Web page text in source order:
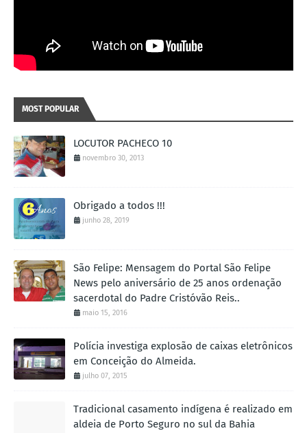
MOST POPULAR
LOCUTOR PACHECO 10
novembro 30, 2013
Obrigado a todos !!!
junho 28, 2019
São Felipe: Mensagem do Portal São Felipe
News pelo aniversário de 25 anos ordenação
sacerdotal do Padre Cristóvão Reis..
maio 15, 2016
Polícia investiga explosão de caixas eletrônicos
em Conceição do Almeida.
julho 07, 2015
Tradicional casamento indígena é realizado em
aldeia de Porto Seguro no sul da Bahia